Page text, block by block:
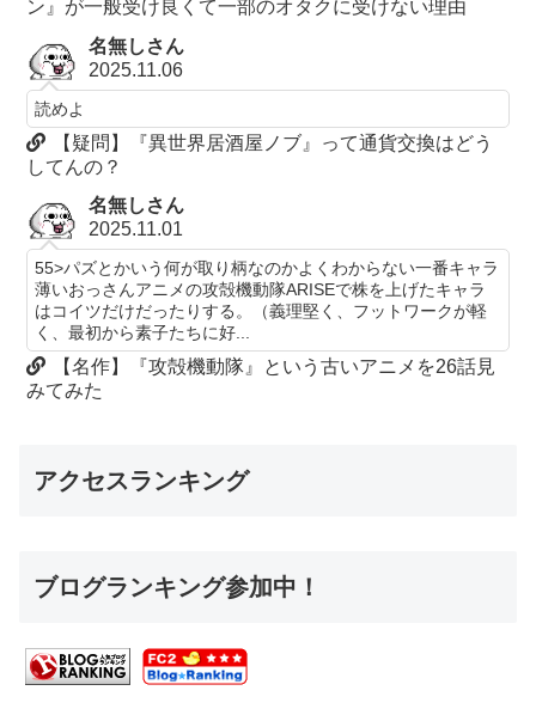
ン』が一般受け良くて一部のオタクに受けない理由
名無しさん
2025.11.06
読めよ
【疑問】『異世界居酒屋ノブ』って通貨交換はどう
してんの？
名無しさん
2025.11.01
55>パズとかいう何が取り柄なのかよくわからない一番キャラ
薄いおっさんアニメの攻殻機動隊ARISEで株を上げたキャラ
はコイツだけだったりする。（義理堅く、フットワークが軽
く、最初から素子たちに好...
【名作】『攻殻機動隊』という古いアニメを26話見
みてみた
アクセスランキング
ブログランキング参加中！